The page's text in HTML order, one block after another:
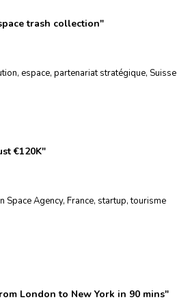
trash collection"
, espace, partenariat stratégique, Suisse
€120K"
Space Agency, France, startup,tourisme
London to New York in 90 mins"